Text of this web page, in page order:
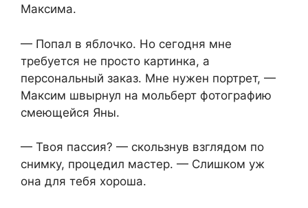
Максима.
— Попал в яблочко. Но сегодня мне
требуется не просто картинка, а
персональный заказ. Мне нужен портрет, —
Максим швырнул на мольберт фотографию
смеющейся Яны.
— Твоя пассия? — скользнув взглядом по
снимку, процедил мастер. — Слишком уж
она для тебя хороша.